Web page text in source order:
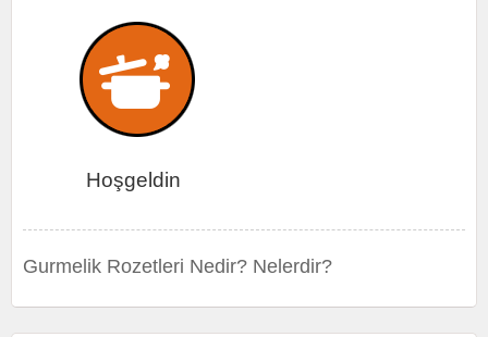
Hoşgeldin
Gurmelik Rozetleri Nedir? Nelerdir?